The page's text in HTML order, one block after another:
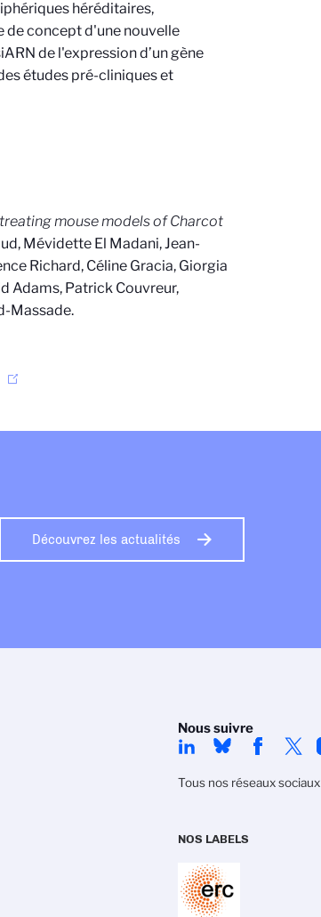
héréditaires,
de concept d'une nouvelle
de l'expression d’un gène
études pré-cliniques et
mouse models of Charcot
Mévidette El Madani, Jean-
Richard, Céline Gracia, Giorgia
Adams, Patrick Couvreur,
Massade.
Découvrez les actualités
Nous suivre
Tous nos réseaux sociaux
NOS LABELS